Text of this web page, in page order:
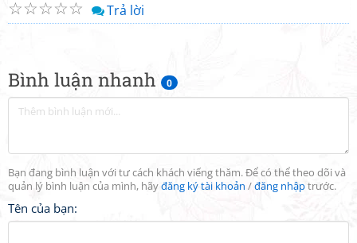
Bình luận nhanh 0
Bạn đang bình luận với tư cách khách viếng thăm. Để có thể theo dõi và
quản lý bình luận của mình, hãyđăng ký tài khoản /đăng nhậptrước.
Tên của bạn:
☆
☆
☆
☆
☆ Trả lời